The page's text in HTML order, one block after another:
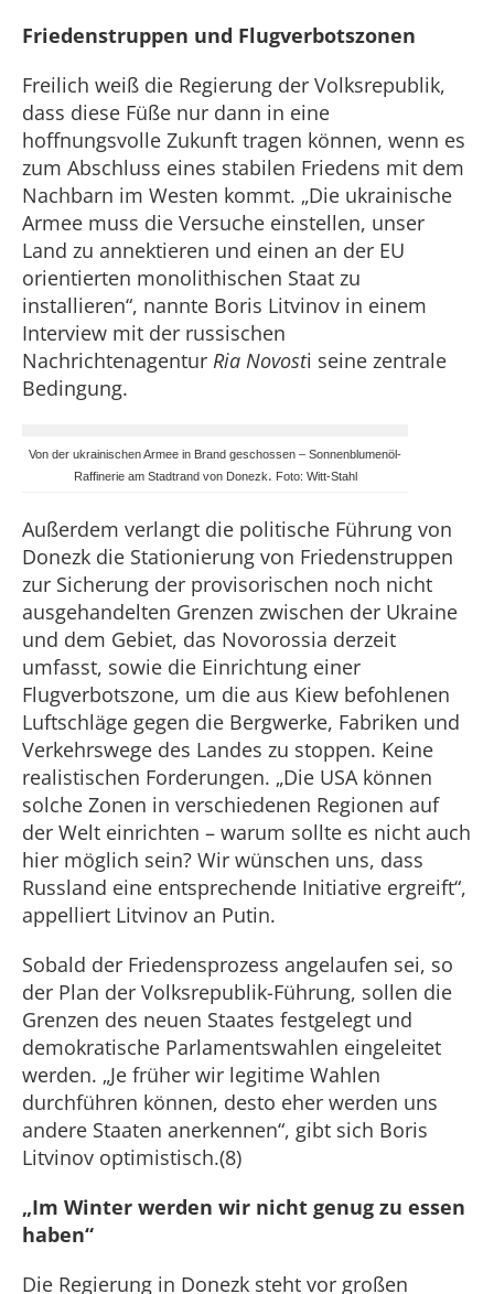
Friedenstruppen und Flugverbotszonen
Freilich weiß die Regierung der Volksrepublik,
dass diese Füße nur dann in eine
hoffnungsvolle Zukunft tragen können, wenn es
zum Abschluss eines stabilen Friedens mit dem
Nachbarn im Westen kommt. „Die ukrainische
Armee muss die Versuche einstellen, unser
Land zu annektieren und einen an der EU
orientierten monolithischen Staat zu
installieren“, nannte Boris Litvinov in einem
Interview mit der russischen
Nachrichtenagentur Ria Novosti seine zentrale
Bedingung.
Von der ukrainischen Armee in Brand geschossen – Sonnenblumenöl-
Raffinerie am Stadtrand von Donezk. Foto: Witt-Stahl
Außerdem verlangt die politische Führung von
Donezk die Stationierung von Friedenstruppen
zur Sicherung der provisorischen noch nicht
ausgehandelten Grenzen zwischen der Ukraine
und dem Gebiet, das Novorossia derzeit
umfasst, sowie die Einrichtung einer
Flugverbotszone, um die aus Kiew befohlenen
Luftschläge gegen die Bergwerke, Fabriken und
Verkehrswege des Landes zu stoppen. Keine
realistischen Forderungen. „Die USA können
solche Zonen in verschiedenen Regionen auf
der Welt einrichten – warum sollte es nicht auch
hier möglich sein? Wir wünschen uns, dass
Russland eine entsprechende Initiative ergreift“,
appelliert Litvinov an Putin.
Sobald der Friedensprozess angelaufen sei, so
der Plan der Volksrepublik-Führung, sollen die
Grenzen des neuen Staates festgelegt und
demokratische Parlamentswahlen eingeleitet
werden. „Je früher wir legitime Wahlen
durchführen können, desto eher werden uns
andere Staaten anerkennen“, gibt sich Boris
Litvinov optimistisch.(8)
„Im Winter werden wir nicht genug zu essen
haben“
Die Regierung in Donezk steht vor großen